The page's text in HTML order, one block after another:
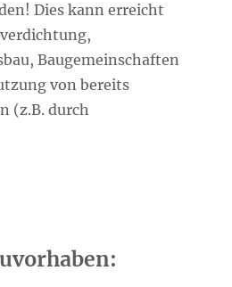
Dies kann erreicht
Baugemeinschaften
von bereits
(z.B. durch